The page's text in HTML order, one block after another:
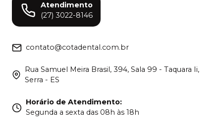
Atendimento
(27) 3022-8146
contato@cotadental.com.br
Rua Samuel Meira Brasil, 394, Sala 99 - Taquara Ii,
Serra - ES
Horário de Atendimento:
Segunda a sexta das 08h às 18h